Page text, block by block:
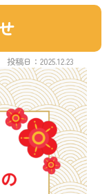
投稿日：2025.12.23